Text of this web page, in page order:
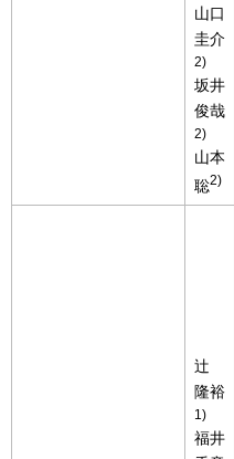
山口
圭介
2)
坂井
俊哉
2)
山本
聡2)
辻
隆裕
1)
福井